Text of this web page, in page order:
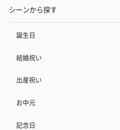
シーンから探す
誕生日
結婚祝い
出産祝い
お中元
記念日